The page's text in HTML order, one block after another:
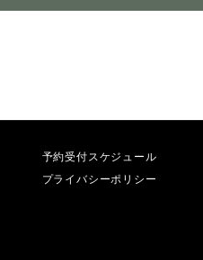
予約受付スケジュール
プライバシーポリシー